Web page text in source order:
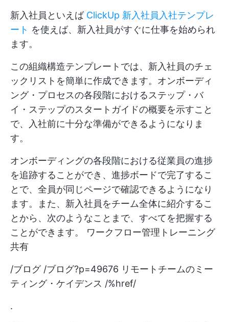
新入社員といえば ClickUp 新入社員入社テンプレ
ート を使えば、新入社員がすぐに仕事を始められ
ます。
この組織構造テンプレートでは、新入社員のチェ
ックリストを簡単に作成できます。オンボーディ
ング・プロセスの各段階におけるステップ・バ
イ・ステップのスタートガイドの概要を示すこと
で、入社前に十分な準備ができるようになりま
す。
オンボーディングの各段階における従業員の進捗
を追跡することができ、進捗ボードで完了するこ
とで、全員が同じページで確認できるようになり
ます。また、新入社員をチーム全体に紹介するこ
とから、次のようなことまで、すべてを把握する
ことができます。 ワークフロー管理トレーニング
共有
/ブログ /ブログ?p=49676 リモートチームのミー
ティング・ケイデンス /%href/
.